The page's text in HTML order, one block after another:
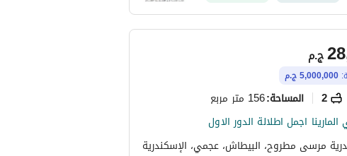
ج.م
5,000,000 ج.م
2 المساحة:156 متر مربع
اجمل اطلالة الدور الاول
مرسى مطروح، البيطاش، عجمي، الإسكندرية